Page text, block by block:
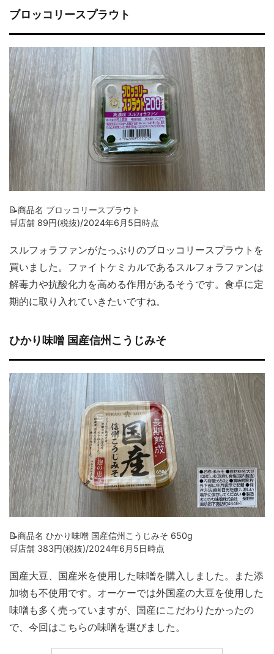
ブロッコリースプラウト
📝商品名 ブロッコリースプラウト
🛒店舗 89円(税抜)/2024年6月5日時点
スルフォラファンがたっぷりのブロッコリースプラウトを
買いました。ファイトケミカルであるスルフォラファンは
解毒力や抗酸化力を高める作用があるそうです。食卓に定
期的に取り入れていきたいですね。
ひかり味噌 国産信州こうじみそ
📝商品名 ひかり味噌 国産信州こうじみそ 650g
🛒店舗 383円(税抜)/2024年6月5日時点
国産大豆、国産米を使用した味噌を購入しました。また添
加物も不使用です。オーケーでは外国産の大豆を使用した
味噌も多く売っていますが、国産にこだわりたかったの
で、今回はこちらの味噌を選びました。